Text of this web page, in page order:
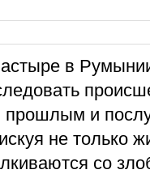
в
и
не только
со